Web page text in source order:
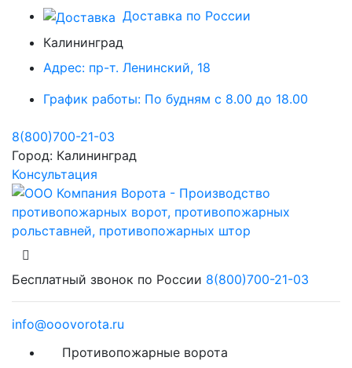
Доставка по России
Калининград
Адрес: пр-т. Ленинский, 18
График работы: По будням с 8.00 до 18.00
8(800)700-21-03
Город: Калининград
Консультация
Бесплатный звонок по России 8(800)700-21-03
info@ooovorota.ru
Противопожарные ворота